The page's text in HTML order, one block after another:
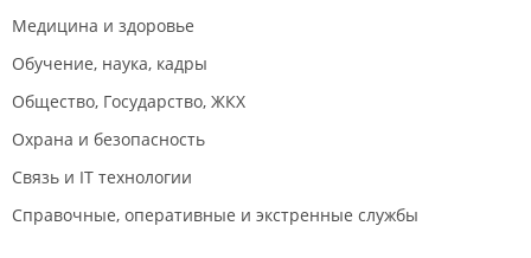
Медицина и здоровье
Обучение, наука, кадры
Общество, Государство, ЖКХ
Охрана и безопасность
Связь и IT технологии
Справочные, оперативные и экстренные службы